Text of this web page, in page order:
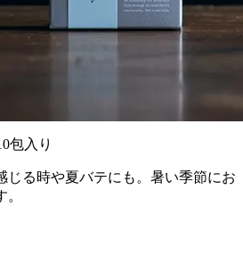
包入り
じる時や夏バテにも。暑い季節にお